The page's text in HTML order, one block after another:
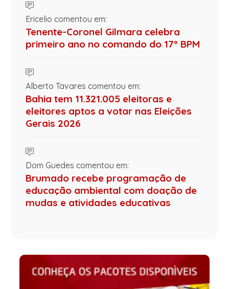
Ericelio comentou em:
Tenente-Coronel Gilmara celebra
primeiro ano no comando do 17º BPM
Alberto Tavares comentou em:
Bahia tem 11.321.005 eleitoras e
eleitores aptos a votar nas Eleições
Gerais 2026
Dom Guedes comentou em:
Brumado recebe programação de
educação ambiental com doação de
mudas e atividades educativas